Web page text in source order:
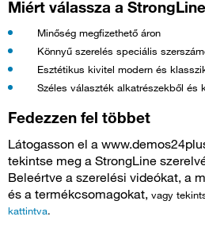
Miért válassza a
Minőség megfizethető áron
Könnyű szerelés speciális
Esztétikus kivitel modern és
Széles választék alkatrészekből és
Fedezzen fel többet
Látogasson el a
tekintse meg a StrongLine
Beleértve a szerelési videókat, a
és a termékcsomagokat, vagy
kattintva.